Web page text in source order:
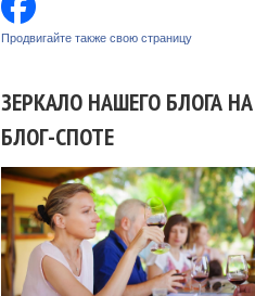
Продвигайте также свою страницу
ЗЕРКАЛО НАШЕГО БЛОГА НА
БЛОГ-СПОТЕ